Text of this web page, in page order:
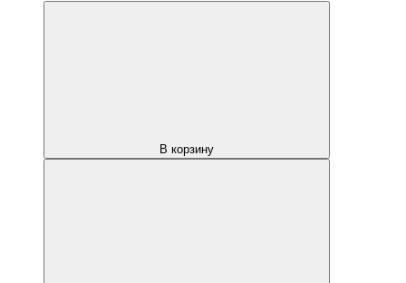
В корзину